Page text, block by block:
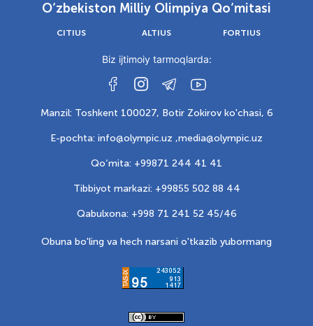
O‘zbekiston Milliy Olimpiya Qo‘mitasi
CITIUS ALTIUS FORTIUS
Biz ijtimoiy tarmoqlarda:
Manzil: Toshkent 100027, Botir Zokirov ko'chasi, 6
E-pochta: info@olympic.uz ,media@olympic.uz
Qo‘mita: +99871 244 41 41
Tibbiyot markazi: +99855 502 88 44
Qabulxona: +998 71 241 52 45/46
Obuna bo'ling va hech narsani o'tkazib yubormang